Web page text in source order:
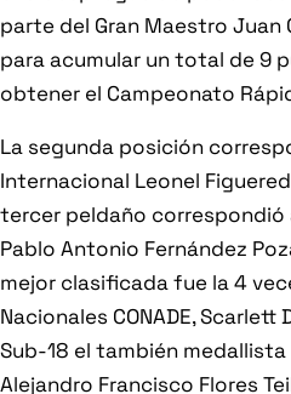
parte del Gran Maestro Juan
para acumular un total de 9
obtener el Campeonato
La segunda posición
Internacional Leonel
tercer peldaño correspondió
Pablo Antonio Fernández
mejor clasificada fue la 4
Nacionales CONADE, Scarlett
Sub-18 el también medallista
Alejandro Francisco Flores